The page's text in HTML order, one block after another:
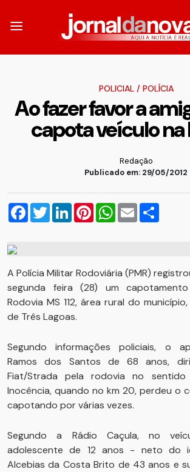
POLICIAL/ POLÍCIA
Ao fazer favor a
capota veículo na
Redação
Publicado em: 29/05/2012
Facebook
TwitterLinkedInPinterestWhatsApp
Email
A Polícia Militar Rodoviária (PMR)
segunda feira (28) um
Rodovia MS 112, área rural do
de Três Lagoas.
Segundo informações policiais, o
Ramos dos Santos de 68 anos,
Fiat/Strada pela rodovia no
Inocência, quando no km 20, perdeu o
capotando por várias vezes.
Segundo a Rádio Caçula, no
adolescente de 12 anos - neto do
Alcebias da Costa Brito de 43 anos e